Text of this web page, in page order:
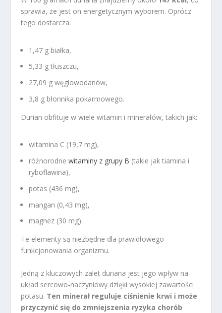
sprawia, że jest on energetycznym wyborem. Oprócz
tego dostarcza:
1,47 g białka,
5,33 g tłuszczu,
27,09 g węglowodanów,
3,8 g błonnika pokarmowego.
Durian obfituje w wiele witamin i minerałów, takich jak:
witamina C (19,7 mg),
różnorodnewitaminy z grupy B (takie jak tiamina i
ryboflawina),
potas (436 mg),
mangan (0,43 mg),
magnez (30 mg).
Te elementy są niezbędne dla prawidłowego
funkcjonowania organizmu.
Jedną z kluczowych zalet duriana jest jego wpływ na
układ sercowo-naczyniowy dzięki wysokiej zawartości
potasu. Ten minerał reguluje ciśnienie krwi i może
przyczynić się do zmniejszenia ryzyka chorób